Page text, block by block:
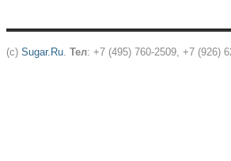
(c) Sugar.Ru. Тел: +7 (495) 760-2509, +7 (926)